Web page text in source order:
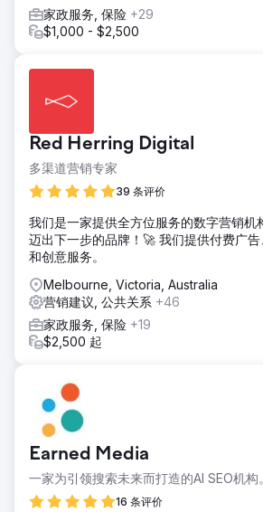
家政服务, 保险 +29
$1,000 - $2,500
Red Herring Digital
多渠道营销专家
39 条评价
我们是一家提供全方位服务的数字营销机
迈出下一步的品牌！🚀 我们提供付费广
和创意服务。
Melbourne, Victoria, Australia
营销建议, 公共关系 +46
家政服务, 保险 +19
$2,500 起
Earned Media
一家为引领搜索未来而打造的AI SEO机构。
16 条评价